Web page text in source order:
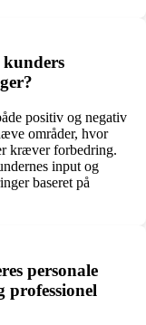
positiv og negativ
områder, hvor
kræver forbedring.
input og
baseret på
personale
professionel